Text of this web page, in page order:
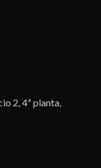
2, 4ª planta,